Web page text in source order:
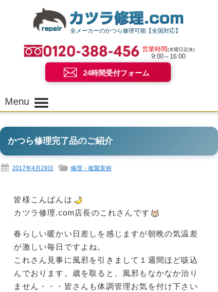
全メーカーのかつら修理可能【全国対応】
営業時間(水曜日定休)
9:00～16:00
24時間受付フォーム
Menu
かつら修理完了品のご紹介
2017年4月29日 修理・複製実例
皆様こんばんは
カツラ修理.com店長のこれさんです
春らしい暖かい日差しを感じますが朝晩の気温差
が激しい毎日ですよね。
これさん見事に風邪を引きまして１週間ほど咳込
んでおります。歳を取ると、風邪もなかなか治り
ません・・・皆さんも体調管理お気を付け下さい